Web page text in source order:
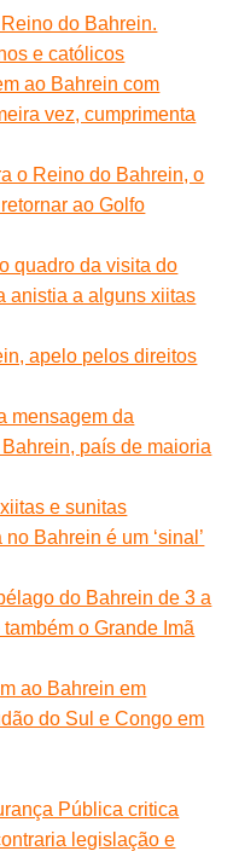
do Bahrein.
e católicos
ao Bahrein com
vez, cumprimenta
o Reino do Bahrein, o
ao Golfo
quadro da visita do
anistia a alguns xiitas
apelo pelos direitos
mensagem da
Bahrein, país de maioria
e sunitas
Bahrein é um ‘sinal’
do Bahrein de 3 a
o Grande Imã
ao Bahrein em
do Sul e Congo em
Pública critica
legislação e